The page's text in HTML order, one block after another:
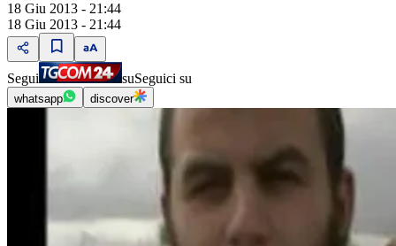
18 Giu 2013 - 21:44
18 Giu 2013 - 21:44
Segui suSeguici su
whatsapp discover